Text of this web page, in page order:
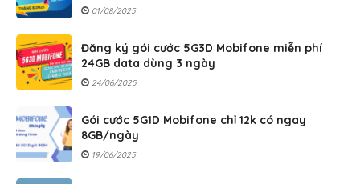
01/08/2025
Đăng ký gói cước 5G3D Mobifone miễn phí
24GB data dùng 3 ngày
24/06/2025
Gói cước 5G1D Mobifone chỉ 12k có ngay
8GB/ngày
19/06/2025